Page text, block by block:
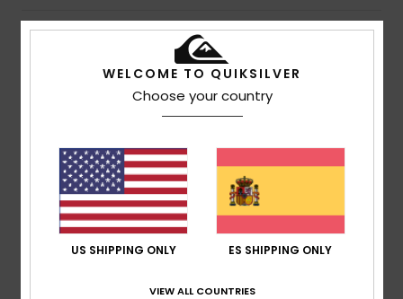
Detalles & características
Boardshort Azul Hombre
Características
Tejido reciclado:Tejido Highlite strecht de poliéster,
hecho de botellas de plástico recicladas
Recubrimiento hidrofóbico a base de plantas
Longitud:longitud 48 cm - corto
WELCOME TO QUIKSILVER
Choose your country
US SHIPPING ONLY ES SHIPPING ONLY
VIEW ALL COUNTRIES